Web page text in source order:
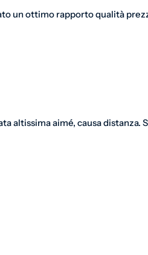
un ottimo rapporto qualità
altissima aimé, causa distanza.